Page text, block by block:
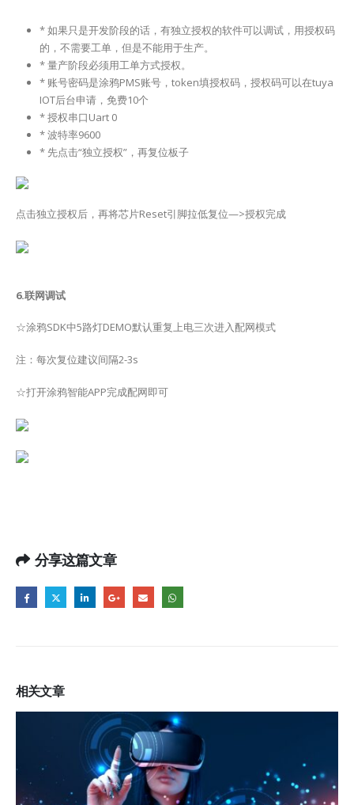
* 如果只是开发阶段的话，有独立授权的软件可以调试，用授权码
的，不需要工单，但是不能用于生产。
* 量产阶段必须用工单方式授权。
* 账号密码是涂鸦PMS账号，token填授权码，授权码可以在tuya
IOT后台申请，免费10个
* 授权串口Uart 0
* 波特率9600
* 先点击“独立授权”，再复位板子
点击独立授权后，再将芯片Reset引脚拉低复位—>授权完成
6.联网调试
☆涂鸦SDK中5路灯DEMO默认重复上电三次进入配网模式
注：每次复位建议间隔2-3s
☆打开涂鸦智能APP完成配网即可
分享这篇文章
相关文章